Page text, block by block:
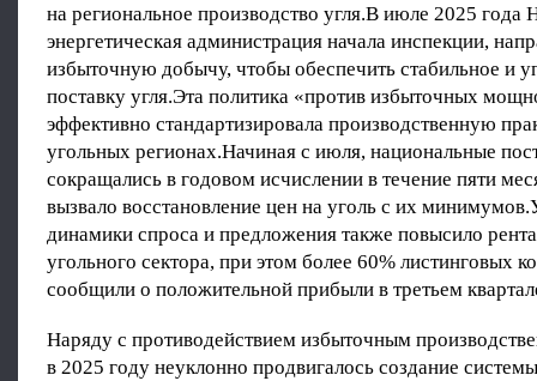
на региональное производство угля.В июле 2025 года
энергетическая администрация начала инспекции,
избыточную добычу, чтобы обеспечить стабильное и
поставку угля.Эта политика «против избыточных
эффективно стандартизировала производственную
угольных регионах.Начиная с июля, национальные
сокращались в годовом исчислении в течение пяти
вызвало восстановление цен на уголь с их
динамики спроса и предложения также повысило
угольного сектора, при этом более 60% листинговых
сообщили о положительной прибыли в третьем
Наряду с противодействием избыточным
в 2025 году неуклонно продвигалось создание